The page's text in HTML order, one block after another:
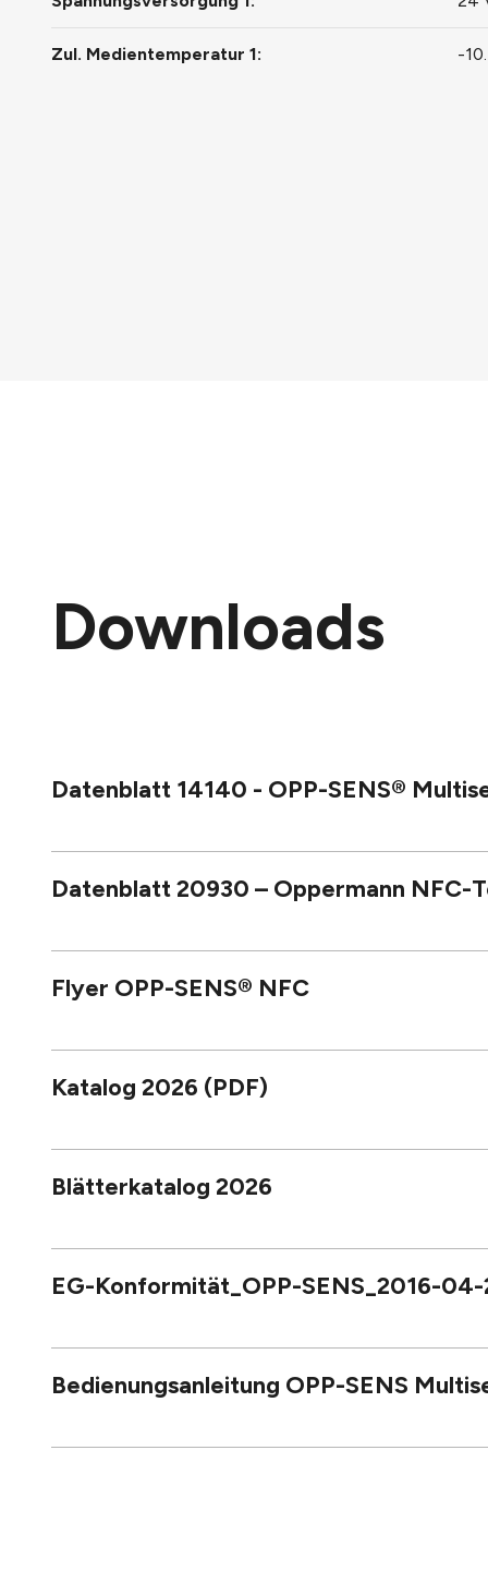
Zul. Medientemperatur 1: -
Downloads
Datenblatt 14140 - OPP-SENS®
Datenblatt 20930 – Oppermann NFC-
Flyer OPP-SENS® NFC
Katalog 2026 (PDF)
Blätterkatalog 2026
EG-Konformität_OPP-SENS_2016-
Bedienungsanleitung OPP-SENS